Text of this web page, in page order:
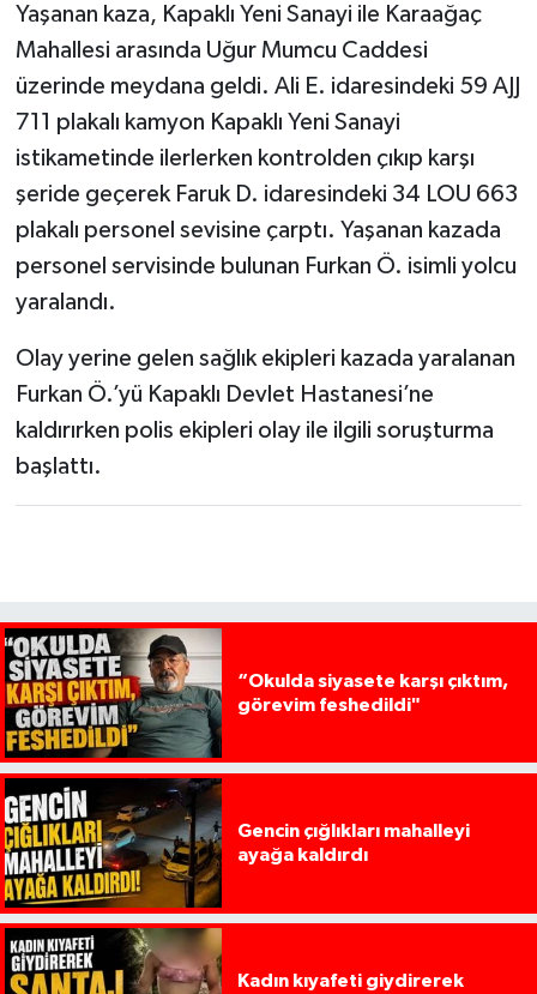
Yaşanan kaza, Kapaklı Yeni Sanayi ile Karaağaç
Mahallesi arasında Uğur Mumcu Caddesi
üzerinde meydana geldi. Ali E. idaresindeki 59 AJJ
711 plakalı kamyon Kapaklı Yeni Sanayi
istikametinde ilerlerken kontrolden çıkıp karşı
şeride geçerek Faruk D. idaresindeki 34 LOU 663
plakalı personel sevisine çarptı. Yaşanan kazada
personel servisinde bulunan Furkan Ö. isimli yolcu
yaralandı.
Olay yerine gelen sağlık ekipleri kazada yaralanan
Furkan Ö.’yü Kapaklı Devlet Hastanesi’ne
kaldırırken polis ekipleri olay ile ilgili soruşturma
başlattı.
“Okulda siyasete karşı çıktım,
görevim feshedildi"
Gencin çığlıkları mahalleyi
ayağa kaldırdı
Kadın kıyafeti giydirerek